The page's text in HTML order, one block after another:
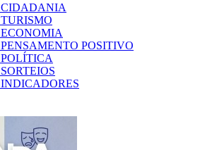
CIDADANIA
TURISMO
ECONOMIA
PENSAMENTO POSITIVO
POLÍTICA
SORTEIOS
INDICADORES